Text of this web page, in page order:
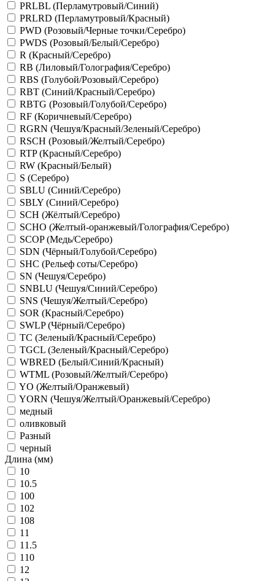
PRLBL (Перламутровый/Синий)
PRLRD (Перламутровый/Красный)
PWD (Розовый/Черные точки/Серебро)
PWDS (Розовый/Белый/Серебро)
R (Красный/Серебро)
RB (Лиловый/Голография/Серебро)
RBS (Голубой/Розовый/Серебро)
RBT (Синий/Красный/Серебро)
RBTG (Розовый/Голубой/Серебро)
RF (Коричневый/Серебро)
RGRN (Чешуя/Красный/Зеленый/Серебро)
RSCH (Розовый/Желтый/Серебро)
RTP (Красный/Серебро)
RW (Красный/Белый)
S (Серебро)
SBLU (Синий/Серебро)
SBLY (Синий/Серебро)
SCH (Жёлтый/Серебро)
SCHO (Желтый-оранжевый/Голография/Серебро)
SCOP (Медь/Серебро)
SDN (Чёрный/Голубой/Серебро)
SHC (Рельеф соты/Серебро)
SN (Чешуя/Серебро)
SNBLU (Чешуя/Синий/Серебро)
SNS (Чешуя/Желтый/Серебро)
SOR (Красный/Серебро)
SWLP (Чёрный/Серебро)
TC (Зеленый/Красный/Серебро)
TGCL (Зеленый/Красный/Серебро)
WBRED (Белый/Синий/Красный)
WTML (Розовый/Желтый/Серебро)
YO (Желтый/Оранжевый)
YORN (Чешуя/Желтый/Оранжевый/Серебро)
медный
оливковый
Разный
черный
Длина (мм)
10
10.5
100
102
108
11
11.5
110
12